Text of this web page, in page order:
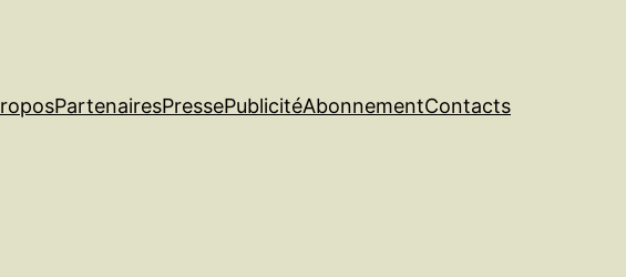
PartenairesPressePublicitéAbonnementContacts